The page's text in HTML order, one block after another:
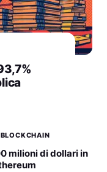
milioni di dollari in